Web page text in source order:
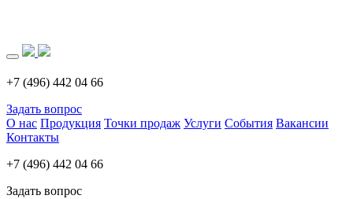
+7 (496) 442 04 66
Задать вопрос
О нас Продукция Точки продаж Услуги События Вакансии
Контакты
+7 (496) 442 04 66
Задать вопрос